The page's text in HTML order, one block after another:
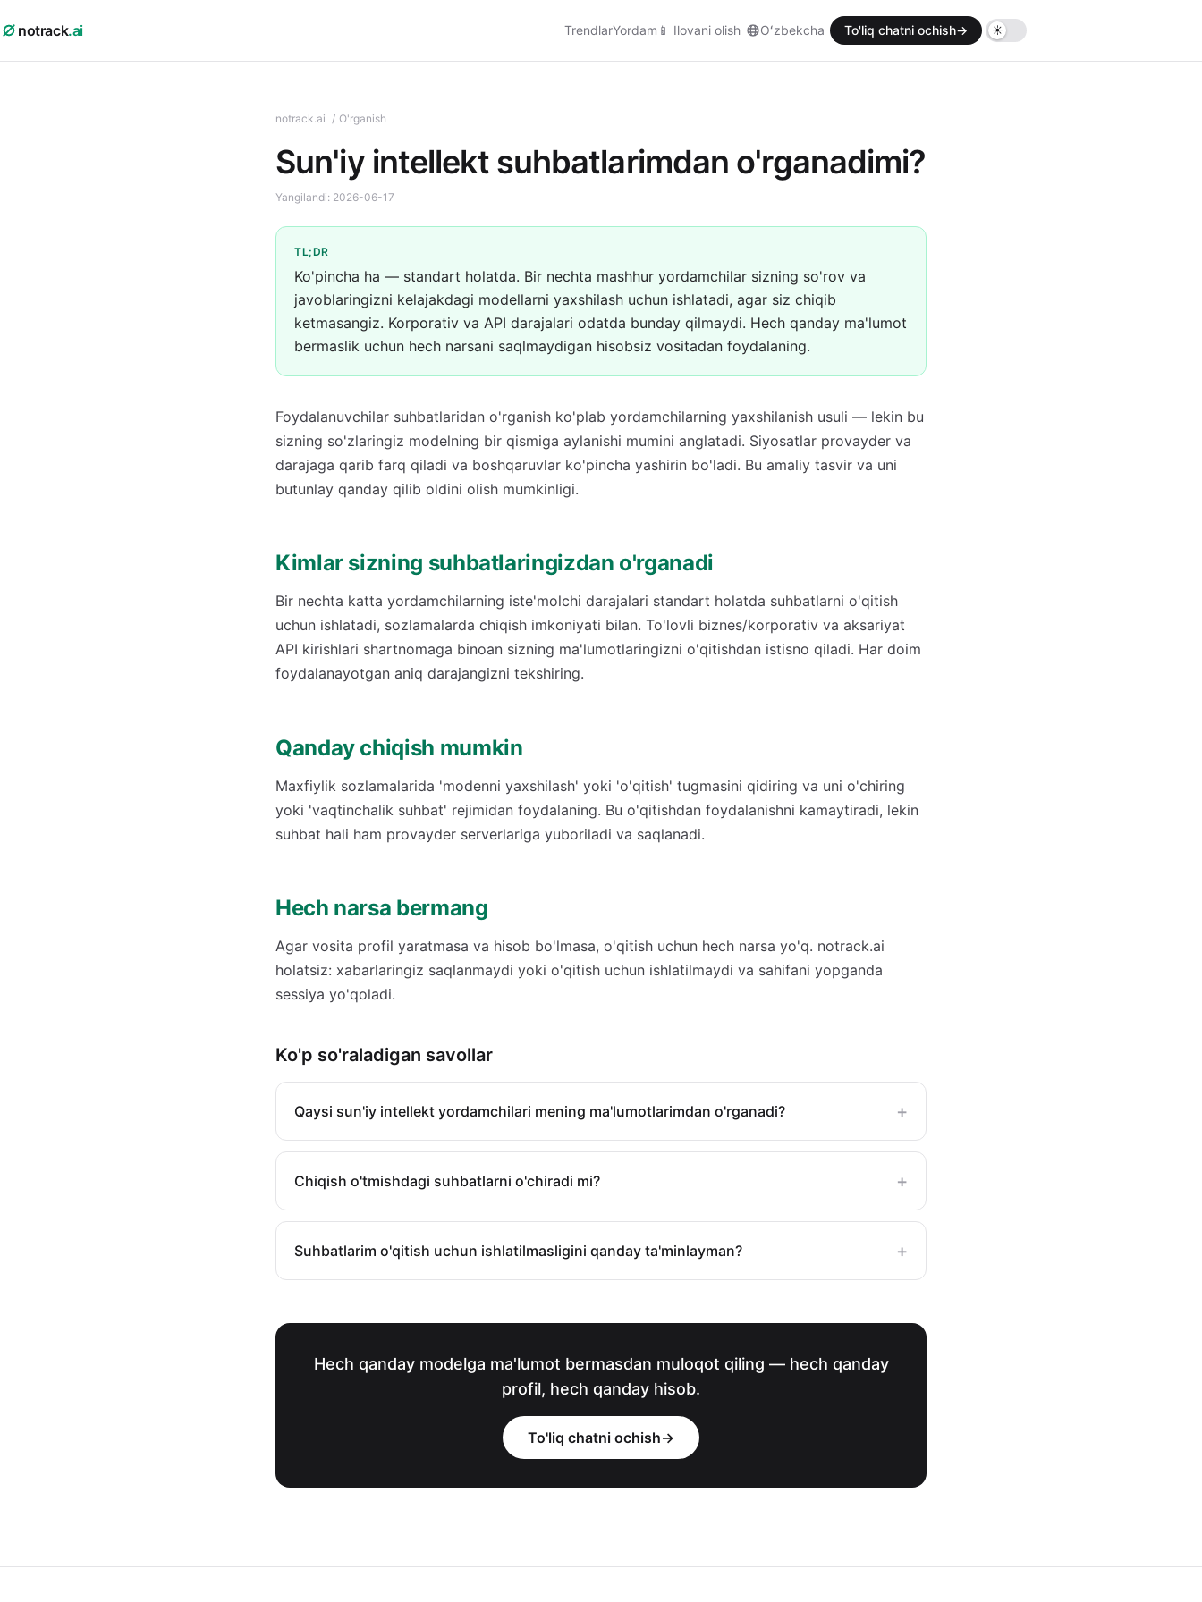
notrack.ai TrendlarYordam 📱 Ilovani olish Oʻzbekcha To'liq chatni ochish→
notrack.ai / O'rganish
Sun'iy intellekt suhbatlarimdan o'rganadimi?
Yangilandi: 2026-06-17
TL;DR
Ko'pincha ha — standart holatda. Bir nechta mashhur yordamchilar sizning so'rov va
javoblaringizni kelajakdagi modellarni yaxshilash uchun ishlatadi, agar siz chiqib
ketmasangiz. Korporativ va API darajalari odatda bunday qilmaydi. Hech qanday ma'lumot
bermaslik uchun hech narsani saqlmaydigan hisobsiz vositadan foydalaning.
Foydalanuvchilar suhbatlaridan o'rganish ko'plab yordamchilarning yaxshilanish usuli — lekin bu
sizning so'zlaringiz modelning bir qismiga aylanishi mumini anglatadi. Siyosatlar provayder va
darajaga qarib farq qiladi va boshqaruvlar ko'pincha yashirin bo'ladi. Bu amaliy tasvir va uni
butunlay qanday qilib oldini olish mumkinligi.
Kimlar sizning suhbatlaringizdan o'rganadi
Bir nechta katta yordamchilarning iste'molchi darajalari standart holatda suhbatlarni o'qitish
uchun ishlatadi, sozlamalarda chiqish imkoniyati bilan. To'lovli biznes/korporativ va aksariyat
API kirishlari shartnomaga binoan sizning ma'lumotlaringizni o'qitishdan istisno qiladi. Har doim
foydalanayotgan aniq darajangizni tekshiring.
Qanday chiqish mumkin
Maxfiylik sozlamalarida 'modenni yaxshilash' yoki 'o'qitish' tugmasini qidiring va uni o'chiring
yoki 'vaqtinchalik suhbat' rejimidan foydalaning. Bu o'qitishdan foydalanishni kamaytiradi, lekin
suhbat hali ham provayder serverlariga yuboriladi va saqlanadi.
Hech narsa bermang
Agar vosita profil yaratmasa va hisob bo'lmasa, o'qitish uchun hech narsa yo'q. notrack.ai
holatsiz: xabarlaringiz saqlanmaydi yoki o'qitish uchun ishlatilmaydi va sahifani yopganda
sessiya yo'qoladi.
Ko'p so'raladigan savollar
Qaysi sun'iy intellekt yordamchilari mening ma'lumotlarimdan o'rganadi? +
Chiqish o'tmishdagi suhbatlarni o'chiradi mi? +
Suhbatlarim o'qitish uchun ishlatilmasligini qanday ta'minlayman? +
Hech qanday modelga ma'lumot bermasdan muloqot qiling — hech qanday
profil, hech qanday hisob.
To'liq chatni ochish→